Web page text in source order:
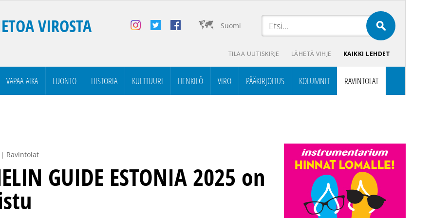
Suomi
VIROSTA
TILAA UUTISKIRJE LÄHETÄ VIHJE KAIKKI LEHDET
VAPAA-AIKA LUONTO HISTORIA KULTTUURI HENKILÖ VIRO PÄÄKIRJOITUS KOLUMNIT RAVINTOLAT
Ravintolat
GUIDE ESTONIA 2025 on